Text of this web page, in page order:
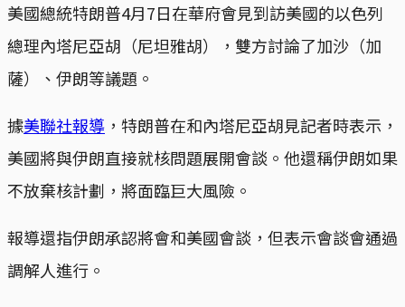
美國總統特朗普4月7日在華府會見到訪美國的以色列
總理內塔尼亞胡（尼坦雅胡），雙方討論了加沙（加
薩）、伊朗等議題。
據美聯社報導 ，特朗普在和內塔尼亞胡見記者時表示，
美國將與伊朗直接就核問題展開會談。他還稱伊朗如果
不放棄核計劃，將面臨巨大風險。
報導還指伊朗承認將會和美國會談，但表示會談會通過
調解人進行。